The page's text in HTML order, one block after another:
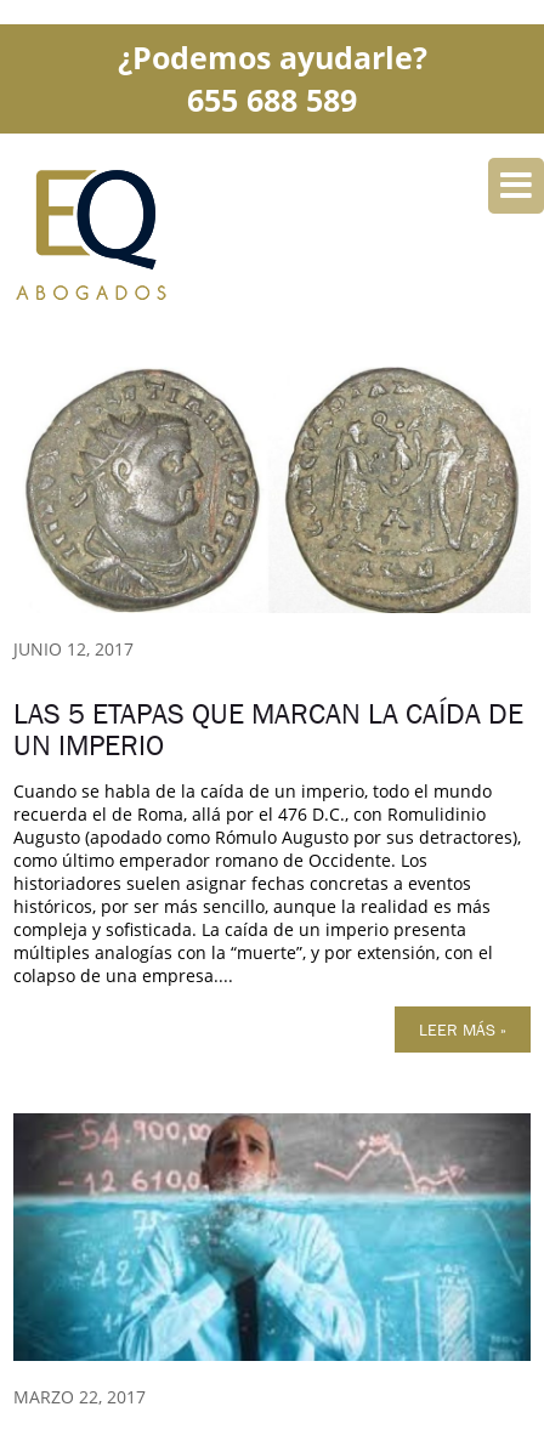
¿Podemos ayudarle?
655 688 589
SERVICIOS
CONTACTO
JUNIO 12, 2017
LAS 5 ETAPAS QUE MARCAN LA CAÍDA DE
UN IMPERIO
Cuando se habla de la caída de un imperio, todo el mundo
recuerda el de Roma, allá por el 476 D.C., con Romulidinio
Augusto (apodado como Rómulo Augusto por sus detractores),
como último emperador romano de Occidente. Los
historiadores suelen asignar fechas concretas a eventos
históricos, por ser más sencillo, aunque la realidad es más
compleja y sofisticada. La caída de un imperio presenta
múltiples analogías con la “muerte”, y por extensión, con el
colapso de una empresa....
LEER MÁS »
MARZO 22, 2017